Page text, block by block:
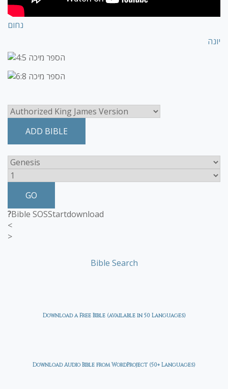
נחום
יונה
ADD BIBLE
GO
?Bible SOSStartdownload
<
>
Bible Search
Download a Free Bible (available in 50 Languages)
Download Audio Bible from WordProject (50+ Languages)